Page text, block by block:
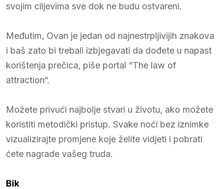
svojim ciljevima sve dok ne budu ostvareni.
Međutim, Ovan je jedan od najnestrpljivijih znakova
i baš zato bi trebali izbjegavati da dođete u napast
korištenja prečica, piše portal “The law of
attraction“.
Možete privući najbolje stvari u životu, ako možete
koristiti metodički pristup. Svake noći bez iznimke
vizualizirajte promjene koje želite vidjeti i pobrati
ćete nagrade vašeg truda.
Bik